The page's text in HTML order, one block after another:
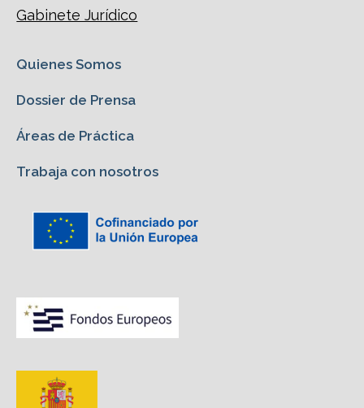
Gabinete Jurídico
Quienes Somos
Dossier de Prensa
Áreas de Práctica
Trabaja con nosotros